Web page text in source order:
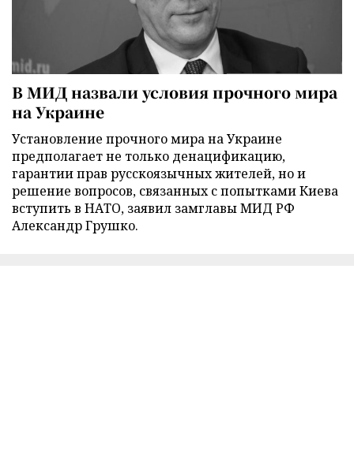
В МИД назвали условия прочного мира
на Украине
Установление прочного мира на Украине
предполагает не только денацификацию,
гарантии прав русскоязычных жителей, но и
решение вопросов, связанных с попытками Киева
вступить в НАТО, заявил замглавы МИД РФ
Александр Грушко.